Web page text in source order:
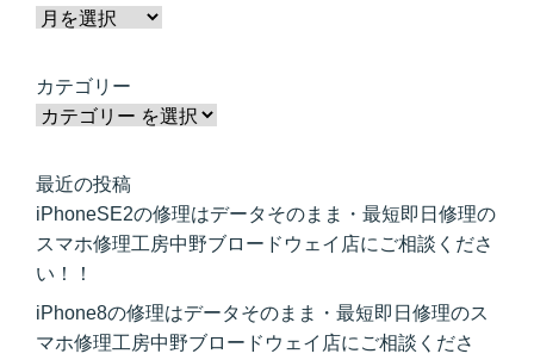
カテゴリー
最近の投稿
iPhoneSE2の修理はデータそのまま・最短即日修理の
スマホ修理工房中野ブロードウェイ店にご相談くださ
い！！
iPhone8の修理はデータそのまま・最短即日修理のス
マホ修理工房中野ブロードウェイ店にご相談くださ